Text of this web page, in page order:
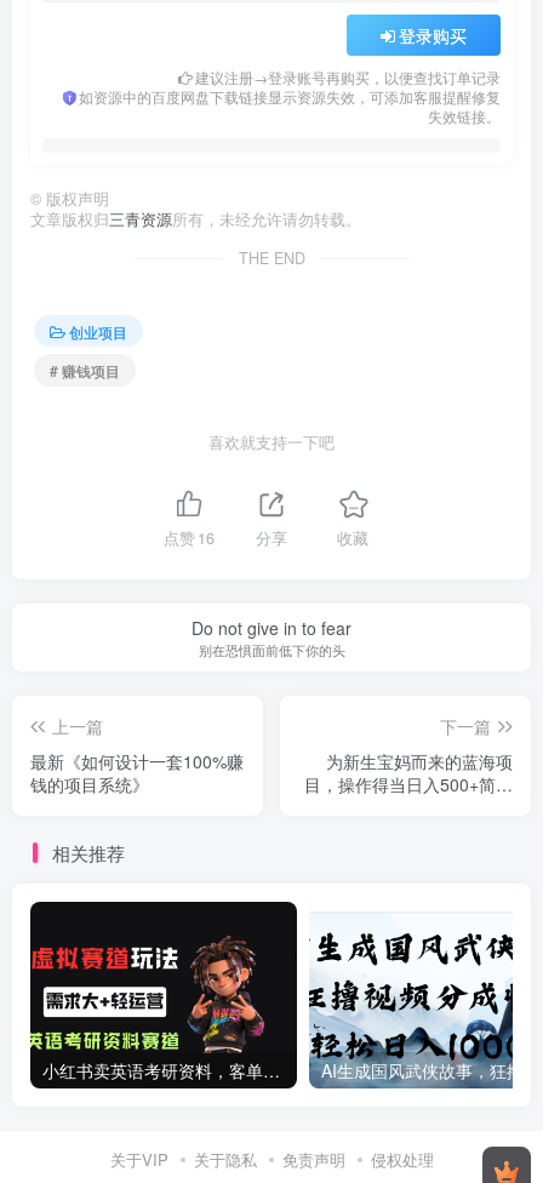
登录购买
建议注册→登录账号再购买，以便查找订单记录
如资源中的百度网盘下载链接显示资源失效，可添加客服提醒修复
失效链接。
© 版权声明
文章版权归三青资源所有，未经允许请勿转载。
THE END
创业项目
# 赚钱项目
喜欢就支持一下吧
点赞16 分享 收藏
Do not give in to fear
别在恐惧面前低下你的头
上一篇
最新《如何设计一套100%赚
钱的项目系统》
下一篇
为新生宝妈而来的蓝海项
目，操作得当日入500+简单
相关推荐
小红书卖英语考研资料，客单价9.9，250天卖了16w!
关于VIP 关于隐私 免责声明 侵权处理